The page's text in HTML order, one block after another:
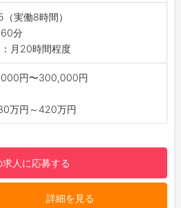
づくりを進めています。
していただきます。
イント】
日以上＆土日祝休み♪
トも充実！しっかり休んでリフレ
を深め、確実にキャリアアップを図
。
体制も整っており、安心して業務に
実働8時間）
分
月20時間程度
円〜300,000円
万円～420万円
求人に応募する
詳細を見る